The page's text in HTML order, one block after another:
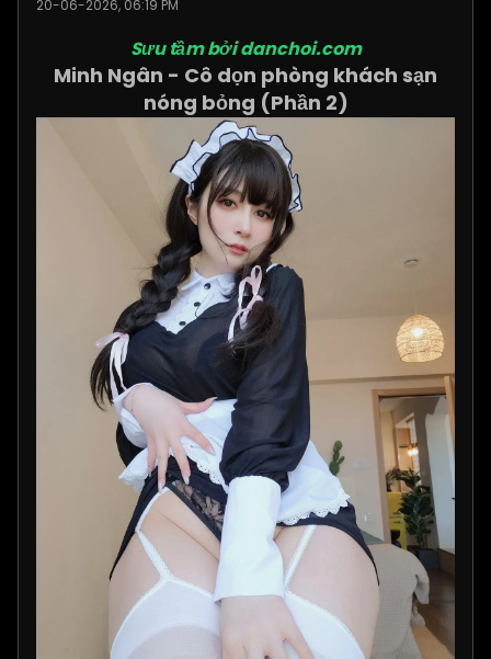
20-06-2026, 06:19 PM
Sưu tầm bởi danchoi.com
Minh Ngân - Cô dọn phòng khách sạn
nóng bỏng (Phần 2)